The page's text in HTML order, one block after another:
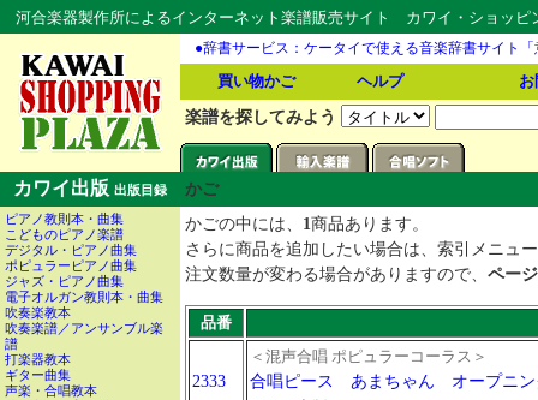
河合楽器製作所によるインターネット楽譜販売サイト カワイ・ショッ
●辞書サービス：ケータイで使える音楽辞書サイト
買い物かご ヘルプ
楽譜を探してみよう
カワイ出版 出版目録
ピアノ教則本・曲集
こどものピアノ楽譜
デジタル・ピアノ曲集
ポピュラーピアノ曲集
ジャズ・ピアノ曲集
電子オルガン教則本・曲集
吹奏楽教本
吹奏楽譜／アンサンブル楽
譜
打楽器教本
ギター曲集
声楽・合唱教本
かご
かごの中には、 1商品あります。
さらに商品を追加したい場合は、索引メニュ
注文数量が変わる場合がありますので、 ペー
品番
2333
＜混声合唱 ポピュラーコーラス＞
合唱ピース あまちゃん オープニン